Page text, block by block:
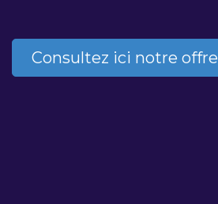
Consultez ici notre offre